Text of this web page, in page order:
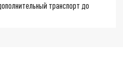
транспорт до